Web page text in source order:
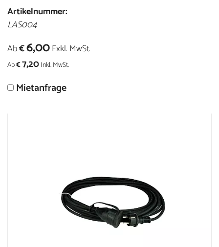
Artikelnummer:
LAS004
Ab€6,00Exkl. MwSt.
Ab€7,20Inkl. MwSt.
Mietanfrage